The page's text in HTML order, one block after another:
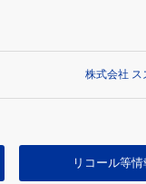
株式会社
リコール等情